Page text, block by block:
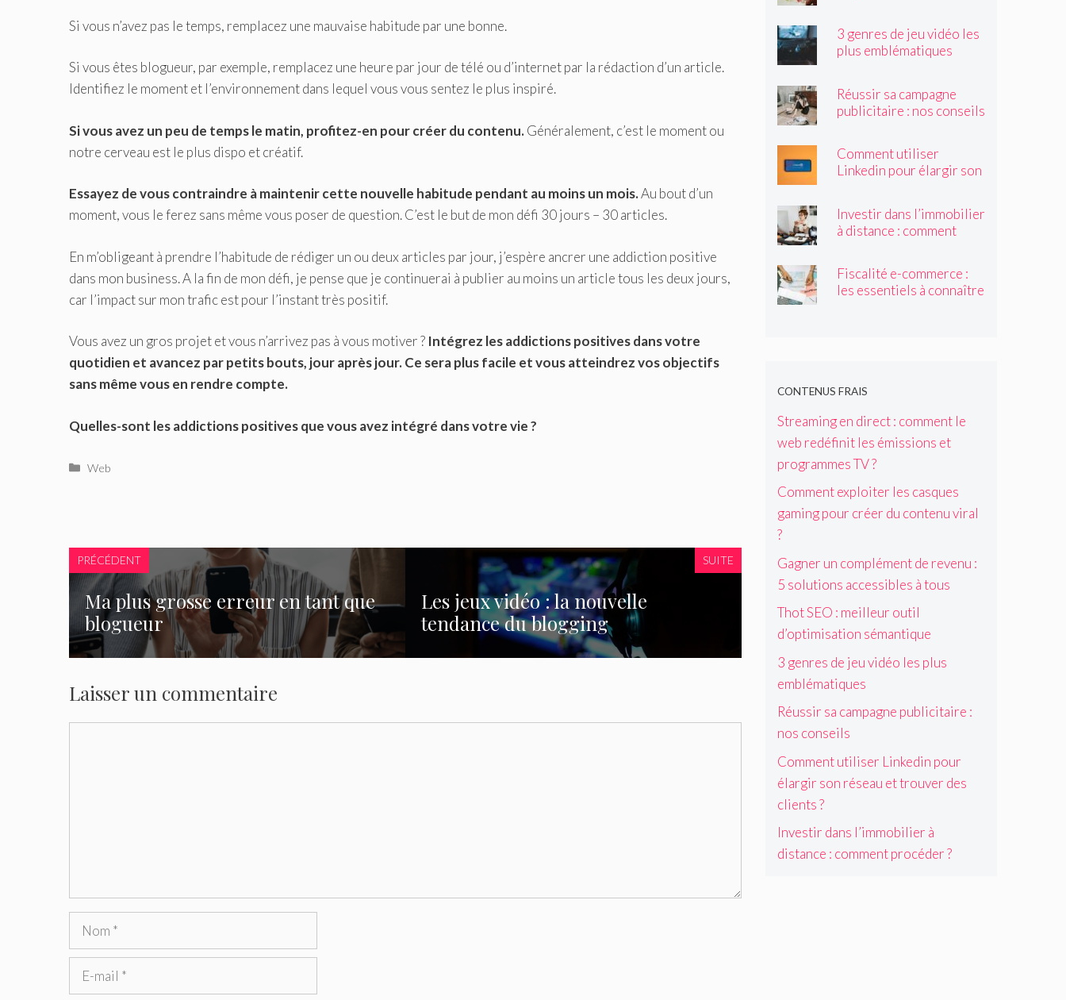
Si vous n’avez pas le temps, remplacez une mauvaise habitude par une bonne.
Si vous êtes blogueur, par exemple, remplacez une heure par jour de télé ou d’internet par la rédaction d’un article.
Identifiez le moment et l’environnement dans lequel vous vous sentez le plus inspiré.
Si vous avez un peu de temps le matin, profitez-en pour créer du contenu.Généralement, c’est le moment ou
notre cerveau est le plus dispo et créatif.
Essayez de vous contraindre à maintenir cette nouvelle habitude pendant au moins un mois.Au bout d’un
moment, vous le ferez sans même vous poser de question. C’est le but de mon défi 30 jours – 30 articles.
En m’obligeant à prendre l’habitude de rédiger un ou deux articles par jour, j’espère ancrer une addiction positive
dans mon business. A la fin de mon défi, je pense que je continuerai à publier au moins un article tous les deux jours,
car l’impact sur mon trafic est pour l’instant très positif.
Vous avez un gros projet et vous n’arrivez pas à vous motiver ? Intégrez les addictions positives dans votre
quotidien et avancez par petits bouts, jour après jour. Ce sera plus facile et vous atteindrez vos objectifs
sans même vous en rendre compte.
Quelles-sont les addictions positives que vous avez intégré dans votre vie ?
Catégories
Web
PRÉCÉDENT
Ma plus grosse erreur en tant que
blogueur
SUITE
Les jeux vidéo : la nouvelle
tendance du blogging
Laisser un commentaire
Nom
3 genres de jeu vidéo les
plus emblématiques
Réussir sa campagne
publicitaire : nos conseils
Comment utiliser
Linkedin pour élargir son
Investir dans l’immobilier
à distance : comment
Fiscalité e-commerce :
les essentiels à connaître
CONTENUS FRAIS
Streaming en direct : comment le
web redéfinit les émissions et
programmes TV ?
Comment exploiter les casques
gaming pour créer du contenu viral
?
Gagner un complément de revenu :
5 solutions accessibles à tous
Thot SEO : meilleur outil
d’optimisation sémantique
3 genres de jeu vidéo les plus
emblématiques
Réussir sa campagne publicitaire :
nos conseils
Comment utiliser Linkedin pour
élargir son réseau et trouver des
clients ?
Investir dans l’immobilier à
distance : comment procéder ?